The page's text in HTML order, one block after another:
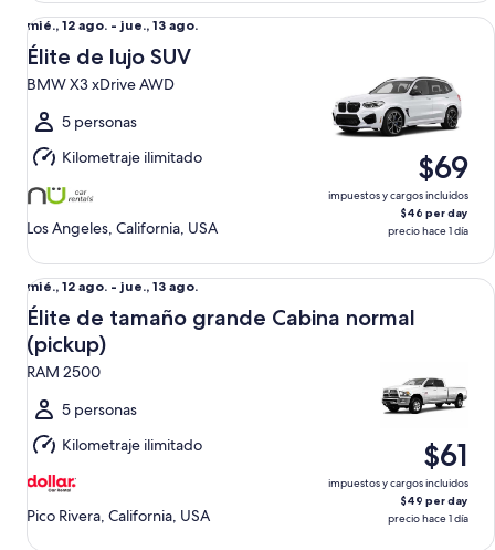
Del
mié.,
12
ago.
al
jue.,
13
ago.
mié., 12 ago. - jue., 13 ago.
Élite de lujo SUV
BMW X3 xDrive AWD
5 personas
Kilometraje ilimitado
Los Angeles, California, USA
$69
impuestos y cargos incluidos
$46 per day
precio hace 1 día
Élite de lujo SUV BMW X3 xDrive AWD
Del
mié.,
12
ago.
al
jue.,
ago.
mié., 12 ago. - jue., 13 ago.
Élite de tamaño grande Cabina normal
(pickup)
RAM 2500
5 personas
Kilometraje ilimitado
Pico Rivera, California, USA
$61
impuestos y cargos incluidos
$49 per day
precio hace 1 día
Élite de tamaño grande Cabina normal (pickup) RAM 2500